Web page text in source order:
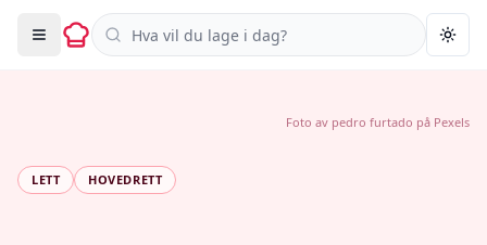
Søk i oppskrifter
LETT HOVEDRETT
Foto av pedro furtado på Pexels